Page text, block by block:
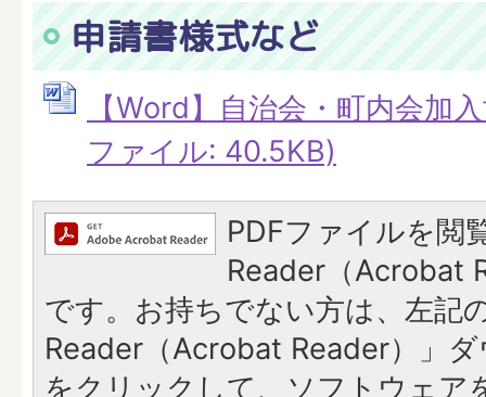
申請書様式など
【Word】自治会・町内会加
ファイル: 40.5KB)
PDFファイルを閲
Reader（Acrobat
です。お持ちでない方は、左記
Reader（Acrobat Reader）」
をクリックして、ソフトウェア